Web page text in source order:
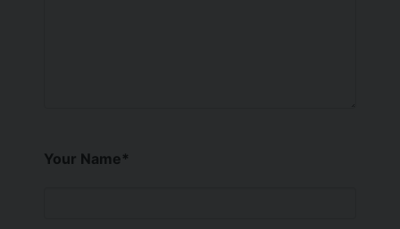
Your Name*